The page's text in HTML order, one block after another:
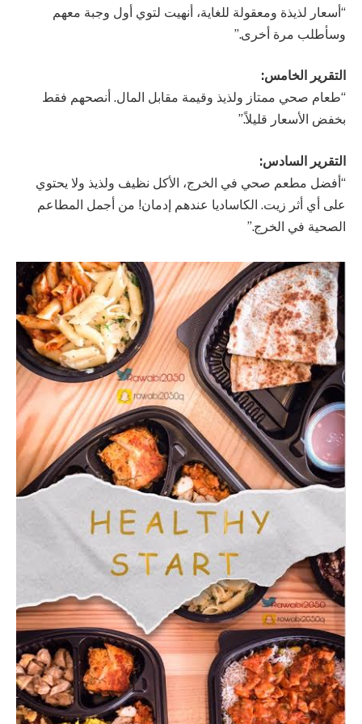
“أسعار لذيذة ومعقولة للغاية، أنهيت لتوي أول وجبة معهم
وسأطلب مرة أخرى.”
التقرير الخامس:
“طعام صحي ممتاز ولذيذ وقيمة مقابل المال. أنصحهم فقط
بخفض الأسعار قليلاً.”
التقرير السادس:
“أفضل مطعم صحي في الخرج، الأكل نظيف ولذيذ ولا يحتوي
على أي أثر زيت. الكاساديا عندهم إدمان! من أجمل المطاعم
الصحية في الخرج.”